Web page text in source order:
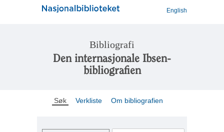
English
Bibliografi
Den internasjonale Ibsen-
bibliografien
Søk Verkliste Om bibliografien